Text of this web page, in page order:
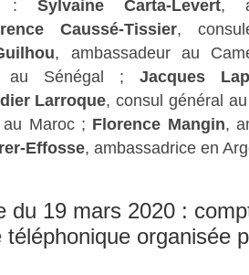
:Sylvaine Carta-Levert,
Caussé-Tissier,
, ambassadeur au
au Sénégal ; Jacques
Larroque, consul général
au Maroc ; Florence Mangin,
Effosse, ambassadrice en
du 19 mars 2020 :
téléphonique organisée